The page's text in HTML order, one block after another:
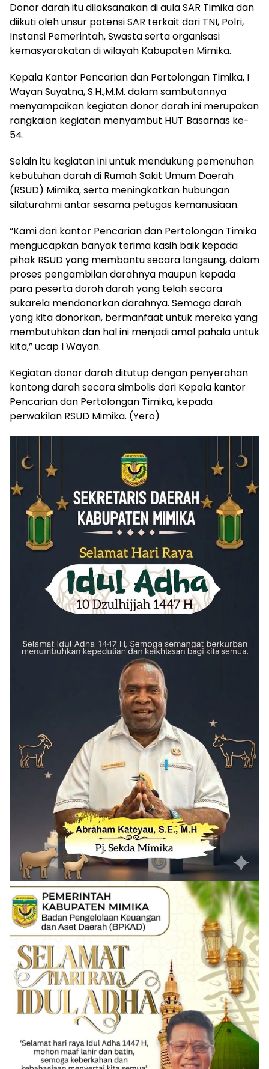
Donor darah itu dilaksanakan di aula SAR Timika dan
diikuti oleh unsur potensi SAR terkait dari TNI, Polri,
Instansi Pemerintah, Swasta serta organisasi
kemasyarakatan di wilayah Kabupaten Mimika.
Kepala Kantor Pencarian dan Pertolongan Timika, I
Wayan Suyatna, S.H.,M.M. dalam sambutannya
menyampaikan kegiatan donor darah ini merupakan
rangkaian kegiatan menyambut HUT Basarnas ke-
54.
Selain itu kegiatan ini untuk mendukung pemenuhan
kebutuhan darah di Rumah Sakit Umum Daerah
(RSUD) Mimika, serta meningkatkan hubungan
silaturahmi antar sesama petugas kemanusiaan.
“Kami dari kantor Pencarian dan Pertolongan Timika
mengucapkan banyak terima kasih baik kepada
pihak RSUD yang membantu secara langsung, dalam
proses pengambilan darahnya maupun kepada
para peserta doroh darah yang telah secara
sukarela mendonorkan darahnya. Semoga darah
yang kita donorkan, bermanfaat untuk mereka yang
membutuhkan dan hal ini menjadi amal pahala untuk
kita,” ucap I Wayan.
Kegiatan donor darah ditutup dengan penyerahan
kantong darah secara simbolis dari Kepala kantor
Pencarian dan Pertolongan Timika, kepada
perwakilan RSUD Mimika. (Yero)